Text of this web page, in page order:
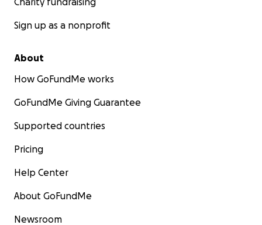
Sign up as a nonprofit
About
How GoFundMe works
GoFundMe Giving Guarantee
Supported countries
Pricing
Help Center
About GoFundMe
Newsroom